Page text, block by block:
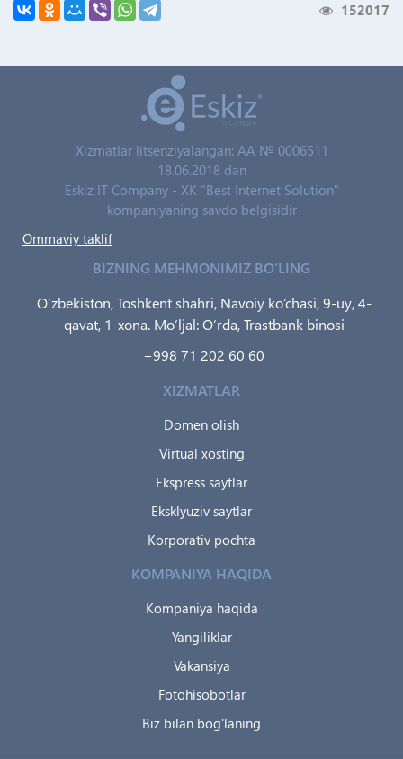
152017
Xizmatlar litsenziyalangan: AA № 0006511
18.06.2018 dan
Eskiz IT Company - XK "Best Internet Solution"
kompaniyaning savdo belgisidir
Ommaviy taklif
BIZNING MEHMONIMIZ BO‘LING
O‘zbekiston, Toshkent shahri, Navoiy ko‘chasi, 9-uy, 4-
qavat, 1-xona. Mo‘ljal: O‘rda, Trastbank binosi
+998 71 202 60 60
XIZMATLAR
Domen olish
Virtual xosting
Ekspress saytlar
Eksklyuziv saytlar
Korporativ pochta
KOMPANIYA HAQIDA
Kompaniya haqida
Yangiliklar
Vakansiya
Fotohisobotlar
Biz bilan bog'laning